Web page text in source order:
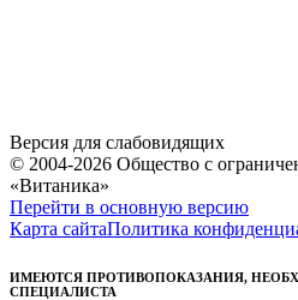
Версия для слабовидящих
© 2004-2026 Общество с
«Витаника»
Перейти в основную версию
Карта сайтаПолитика
ИМЕЮТСЯ ПРОТИВОПОКАЗАНИЯ,
СПЕЦИАЛИСТА